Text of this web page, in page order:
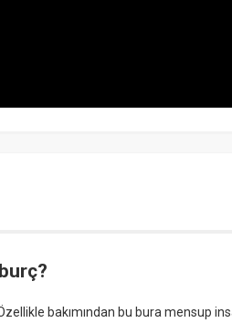
bakımından bu bura mensup